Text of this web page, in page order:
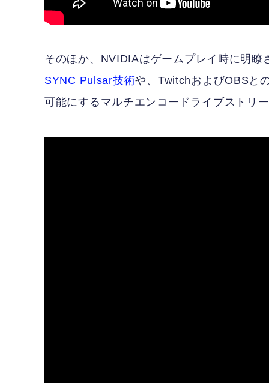
そのほか、NVIDIAはゲームプレイ時に明
SYNC Pulsar技術や、TwitchおよびOBSと
可能にするマルチエンコードライブストリ